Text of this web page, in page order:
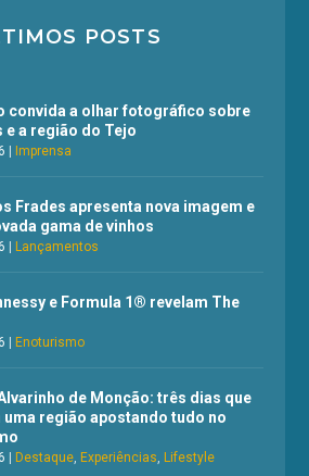
POSTS
convida a olhar fotográfico sobre
e a região do Tejo
|Imprensa
Frades apresenta nova imagem e
gama de vinhos
|Lançamentos
e Formula 1® revelam The
|Enoturismo
de Monção: três dias que
região apostando tudo no
|Destaque ,Experiências ,Lifestyle